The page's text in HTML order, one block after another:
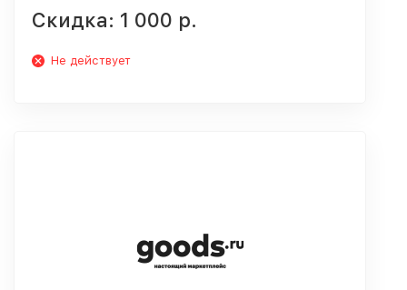
Скидка: 1 000 р.
Не действует